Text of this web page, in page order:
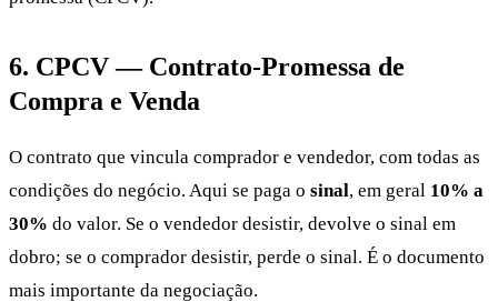
6. CPCV — Contrato-Promessa de
Compra e Venda
O contrato que vincula comprador e vendedor, com todas as
condições do negócio. Aqui se paga o sinal, em geral 10% a
30% do valor. Se o vendedor desistir, devolve o sinal em
dobro; se o comprador desistir, perde o sinal. É o documento
mais importante da negociação.